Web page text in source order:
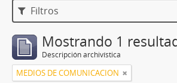
Filtros
Mostrando 1
Descripción archivística
MEDIOS DE COMUNICACION